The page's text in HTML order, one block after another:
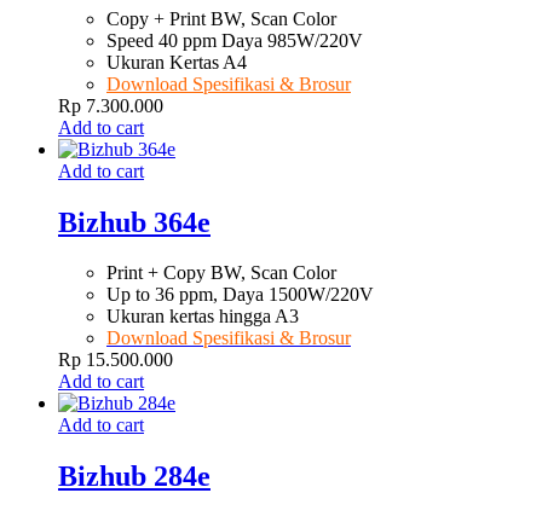
Copy + Print BW, Scan Color
Speed 40 ppm Daya 985W/220V
Ukuran Kertas A4
Download Spesifikasi & Brosur
Rp 7.300.000
Add to cart
Add to cart
Bizhub 364e
Print + Copy BW, Scan Color
Up to 36 ppm, Daya 1500W/220V
Ukuran kertas hingga A3
Download Spesifikasi & Brosur
Rp 15.500.000
Add to cart
Add to cart
Bizhub 284e